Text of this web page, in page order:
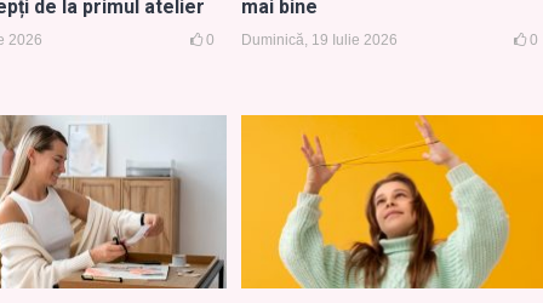
de la primul atelier
2026 0
mai bine
Duminică, 19 Iulie 2026 0